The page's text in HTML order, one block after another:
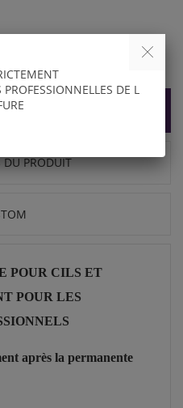
PRODUIT
POUR CILS ET
POUR LES
après la permanente
DE L